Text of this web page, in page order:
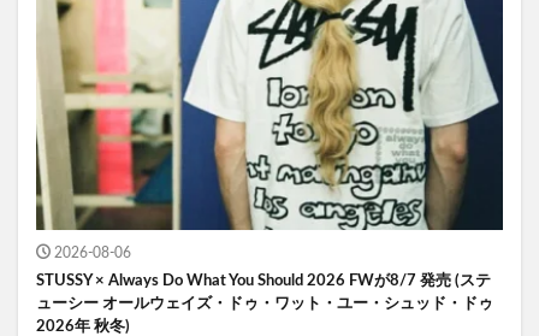
2026-08-06
STUSSY × Always Do What You Should 2026 FWが8/7 発売 (ステ
ューシー オールウェイズ・ドゥ・ワット・ユー・シュッド・ドゥ
2026年 秋冬)